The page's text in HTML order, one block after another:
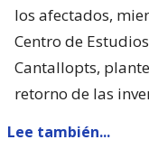
los afectados,
Centro de
Cantallopts,
retorno de las
Lee también...